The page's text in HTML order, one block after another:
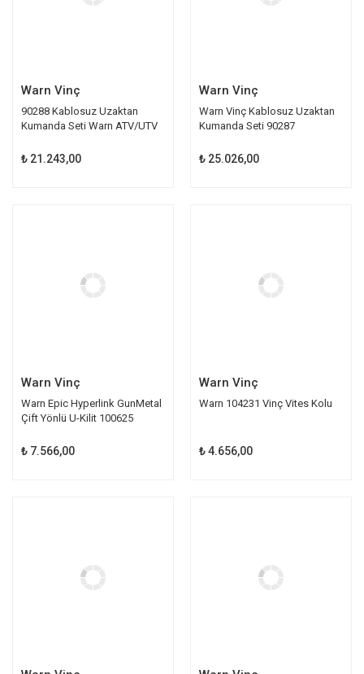
Warn Vinç
90288 Kablosuz Uzaktan
Kumanda Seti Warn ATV/UTV
₺ 21.243,00
Warn Vinç
Warn Vinç Kablosuz Uzaktan
Kumanda Seti 90287
₺ 25.026,00
Warn Vinç
Warn Epic Hyperlink GunMetal
Çift Yönlü U-Kilit 100625
₺ 7.566,00
Warn Vinç
Warn 104231 Vinç Vites Kolu
₺ 4.656,00